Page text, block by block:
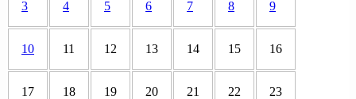
3 4 5 6 7 8 9
10 11 12 13 14 15 16
17 18 19 20 21 22 23